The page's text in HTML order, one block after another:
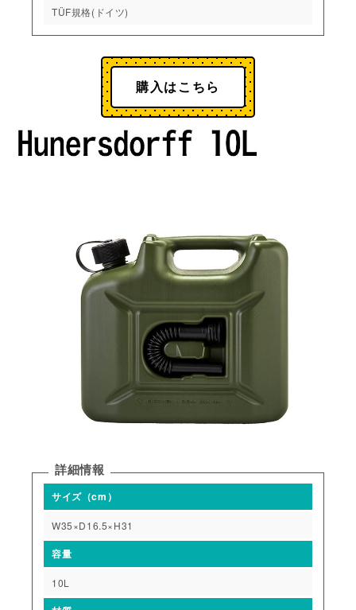
TÜF規格(ドイツ)
購入はこちら
詳細情報
サイズ（cm）
W35×D16.5×H31
容量
10L